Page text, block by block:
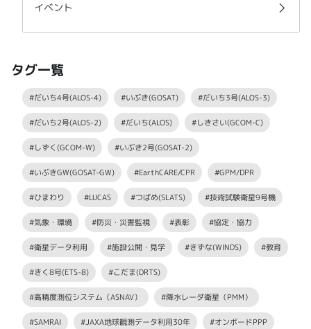
イベント
タグ一覧
#だいち4号(ALOS-4) #いぶき(GOSAT) #だいち3号(ALOS-3)
#だいち2号(ALOS-2) #だいち(ALOS) #しきさい(GCOM-C)
#しずく(GCOM-W) #いぶき2号(GOSAT-2)
#いぶきGW(GOSAT-GW) #EarthCARE/CPR #GPM/DPR
#ひまわり #LUCAS #つばめ(SLATS) #技術試験衛星9号機
#気象・環境 #防災・災害監視 #表彰 #協定・協力
#衛星データ利用 #施設公開・見学 #きずな(WINDS) #教育
#きく8号(ETS-8) #こだま(DRTS)
#高精度測位システム（ASNAV） #降水レーダ衛星（PMM）
#SAMRAI #JAXA地球観測データ利用30年 #オンボードPPP